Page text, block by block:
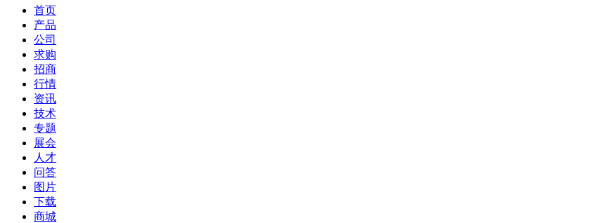
首页
产品
公司
求购
招商
行情
资讯
技术
专题
展会
人才
问答
图片
下载
商城